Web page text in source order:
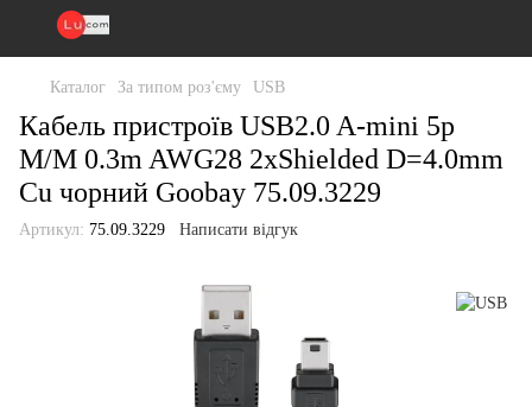
Каталог За типом роз'єму USB
Кабель пристроїв USB2.0 A-mini 5p
M/M 0.3m AWG28 2xShielded D=4.0mm
Cu чорний Goobay 75.09.3229
Артикул: 75.09.3229 Написати відгук